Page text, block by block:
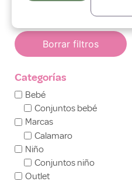
Borrar filtros
Categorías
Bebé
Conjuntos bebé
Marcas
Calamaro
Niño
Conjuntos niño
Outlet